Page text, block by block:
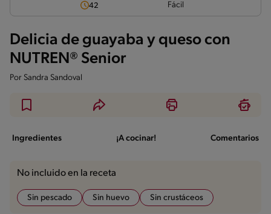
42 Fácil
Delicia de guayaba y queso con
NUTREN® Senior
Por Sandra Sandoval
Ingredientes ¡A cocinar! Comentarios
No incluido en la receta
Sin pescado Sin huevo Sin crustáceos